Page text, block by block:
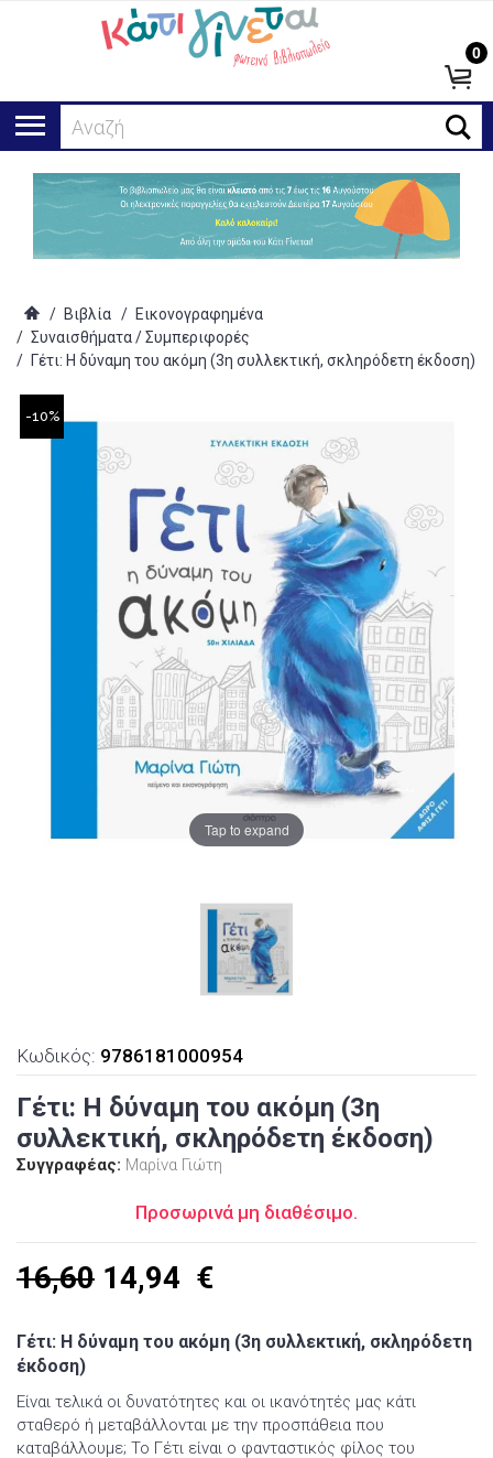
Αναζήτηση
0
/ Βιβλία / Εικονογραφημένα
/ Συναισθήματα / Συμπεριφορές
/ Γέτι: Η δύναμη του ακόμη (3η συλλεκτική, σκληρόδετη έκδοση)
-10%
Tap to expand
Κωδικός: 9786181000954
Γέτι: Η δύναμη του ακόμη (3η
συλλεκτική, σκληρόδετη έκδοση)
Συγγραφέας: Μαρίνα Γιώτη
Προσωρινά μη διαθέσιμο.
16,60 14,94 €
Γέτι: Η δύναμη του ακόμη (3η συλλεκτική, σκληρόδετη
έκδοση)
Είναι τελικά οι δυνατότητες και οι ικανότητές μας κάτι
σταθερό ή μεταβάλλονται με την προσπάθεια που
καταβάλλουμε; Το Γέτι είναι ο φανταστικός φίλος του